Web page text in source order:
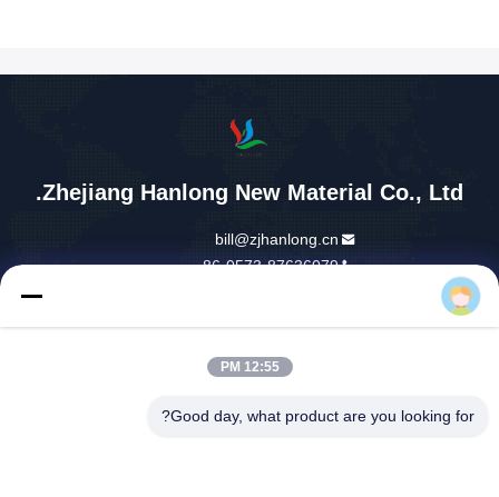
12:55 PM
Good day, what product are you looking for?